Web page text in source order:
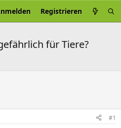
Registrieren
für Tiere?
#1